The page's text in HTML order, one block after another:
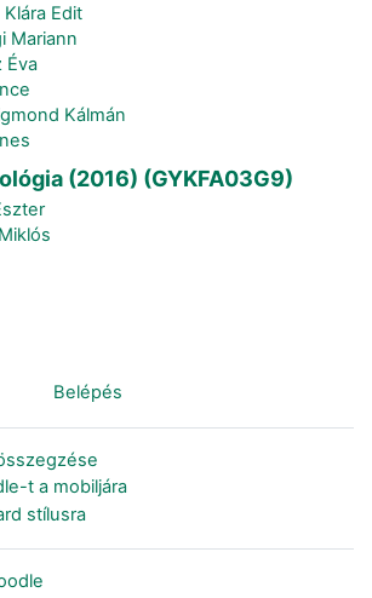
Edit
Mariann
Éva
Kálmán
(2016) (GYKFA03G9)
Belépés
t a mobiljára
stílusra